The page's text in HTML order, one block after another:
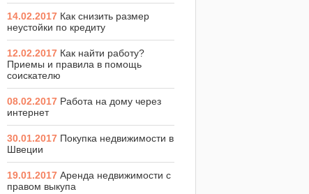
14.02.2017 Как снизить размер
неустойки по кредиту
12.02.2017 Как найти работу?
Приемы и правила в помощь
соискателю
08.02.2017 Работа на дому через
интернет
30.01.2017 Покупка недвижимости в
Швеции
19.01.2017 Аренда недвижимости с
правом выкупа